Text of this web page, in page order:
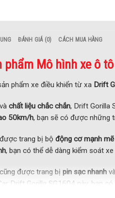
ĐÁNH GIÁ (0) CÁCH MUA HÀNG
phẩm Mô hình xe ô
phẩm xe điều khiển từ xa Drift
và chất liệu chắc chắn, Drift Gorilla
50km/h, bạn sẽ có được những
trang bị bộ động cơ mạnh mẽ
, bạn có thể dễ dàng kiểm soát xe
được trang bị pin sạc nhanh
Drift Gorilla SG1604 này, bạn